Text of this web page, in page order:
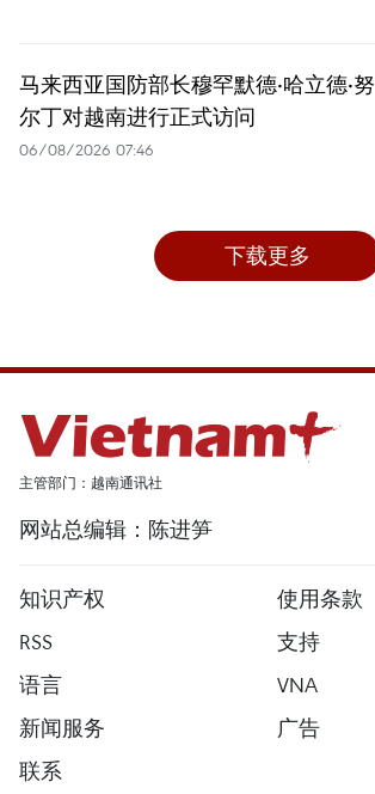
马来西亚国防部长穆罕默德·哈立德·努
尔丁对越南进行正式访问
06/08/2026 07:46
下载更多
主管部门：越南通讯社
网站总编辑：陈进笋
知识产权
使用条款
RSS
支持
语言
VNA
新闻服务
广告
联系